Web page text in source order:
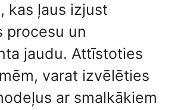
kas ļaus izjust
procesu un
jaudu. Attīstoties
varat izvēlēties
ar smalkākiem